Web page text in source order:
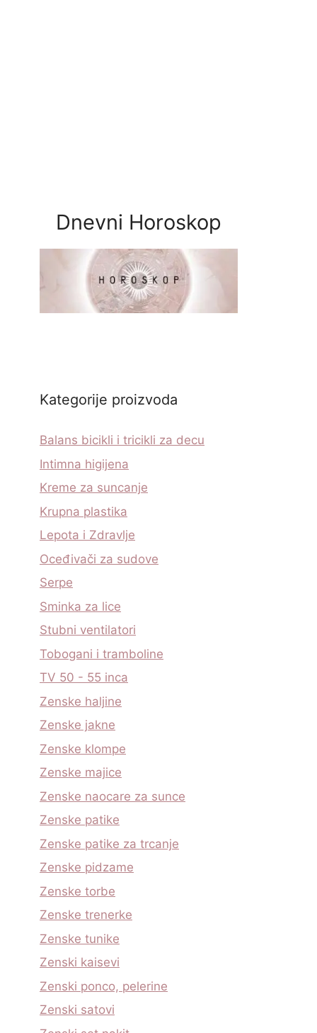
Dnevni Horoskop
Kategorije proizvoda
Balans bicikli i tricikli za decu
Intimna higijena
Kreme za suncanje
Krupna plastika
Lepota i Zdravlje
Oceđivači za sudove
Serpe
Sminka za lice
Stubni ventilatori
Tobogani i tramboline
TV 50 - 55 inca
Zenske haljine
Zenske jakne
Zenske klompe
Zenske majice
Zenske naocare za sunce
Zenske patike
Zenske patike za trcanje
Zenske pidzame
Zenske torbe
Zenske trenerke
Zenske tunike
Zenski kaisevi
Zenski ponco, pelerine
Zenski satovi